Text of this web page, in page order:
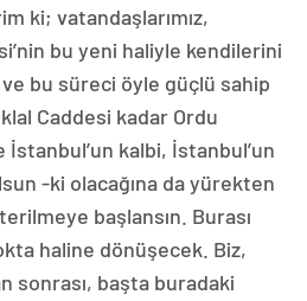
ki; vatandaşlarımız,
bu yeni haliyle kendilerini
bu süreci öyle güçlü sahip
Caddesi kadar Ordu
kalbi, İstanbul’un
-ki olacağına da yürekten
başlansın. Burası
haline dönüşecek. Biz,
sonrası, başta buradaki